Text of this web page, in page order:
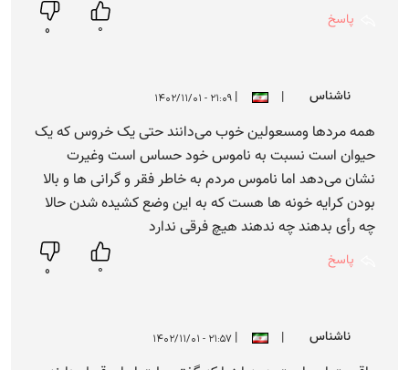
پاسخ 0
0
ناشناس |
| ۲۱:۰۹ - ۱۴۰۲/۱۱/۰۱
همه مردها ومسعولین خوب می‌دانند حتی یک خروس که یک
حیوان است نسبت به ناموس خود حساس است وغیرت
نشان می‌دهد اما ناموس مردم به خاطر فقر و گرانی ها و بالا
بودن کرایه خونه ها هست که به این وضع کشیده شدن حالا
چه رأی بدهند چه ندهند هیچ فرقی ندارد
پاسخ 0
0
ناشناس |
| ۲۱:۵۷ - ۱۴۰۲/۱۱/۰۱